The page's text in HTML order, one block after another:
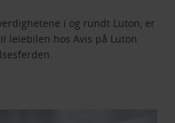
i og rundt Luton, er
leiebilen hos Avis på Luton